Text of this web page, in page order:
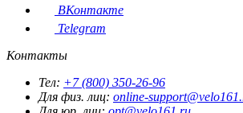
ВКонтакте
Telegram
Контакты
Тел: +7 (800) 350-26-96
Для физ. лиц: online-